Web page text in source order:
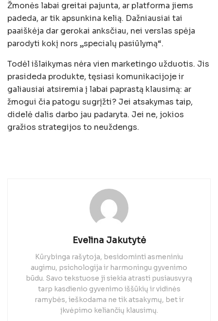
Žmonės labai greitai pajunta, ar platforma jiems
padeda, ar tik apsunkina kelią. Dažniausiai tai
paaiškėja dar gerokai anksčiau, nei verslas spėja
parodyti kokį nors „specialų pasiūlymą“.
Todėl išlaikymas nėra vien marketingo užduotis. Jis
prasideda produkte, tęsiasi komunikacijoje ir
galiausiai atsiremia į labai paprastą klausimą: ar
žmogui čia patogu sugrįžti? Jei atsakymas taip,
didelė dalis darbo jau padaryta. Jei ne, jokios
gražios strategijos to neuždengs.
Evelina Jakutytė
Kūrybinga rašytoja, besidominti asmeniniu
augimu, psichologija ir harmoningu gyvenimo
būdu. Savo tekstuose ji siekia atrasti pusiausvyrą
tarp kasdienio gyvenimo iššūkių ir vidinės
ramybės, ieškodama ne tik atsakymų, bet ir
įkvėpimo keliančių klausimų.